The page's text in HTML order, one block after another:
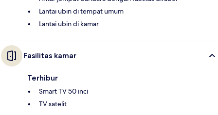
Lantai ubin di tempat umum
Lantai ubin di kamar
Fasilitas kamar
Terhibur
Smart TV 50 inci
TV satelit